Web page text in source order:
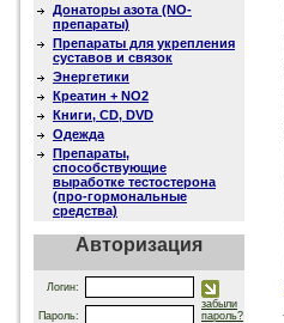
Донаторы азота (NO-
препараты)
Препараты для укрепления
суставов и связок
Энергетики
Креатин + NO2
Книги, CD, DVD
Одежда
Препараты,
способствующие
выработке тестостерона
(про-гормональные
средства)
Авторизация
Логин:
Пароль:
забыли
пароль?